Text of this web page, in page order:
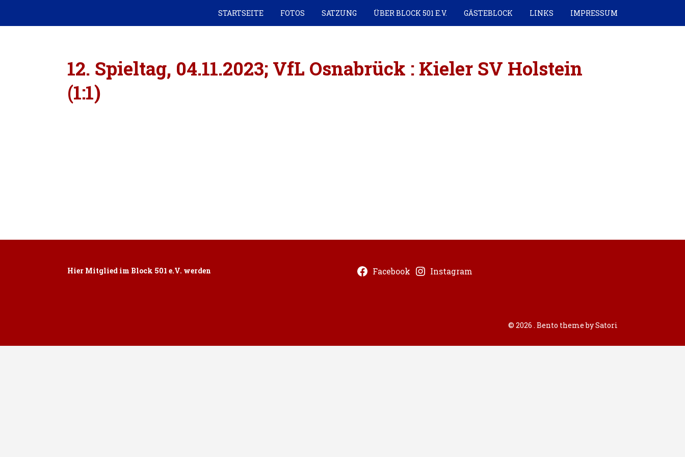
STARTSEITE FOTOS SATZUNG ÜBER BLOCK 501 E.V. GÄSTEBLOCK LINKS IMPRESSUM
12. Spieltag, 04.11.2023; VfL Osnabrück : Kieler SV Holstein
(1:1)
Hier Mitglied im Block 501 e.V. werden Facebook Instagram
© 2026 . Bento theme by Satori